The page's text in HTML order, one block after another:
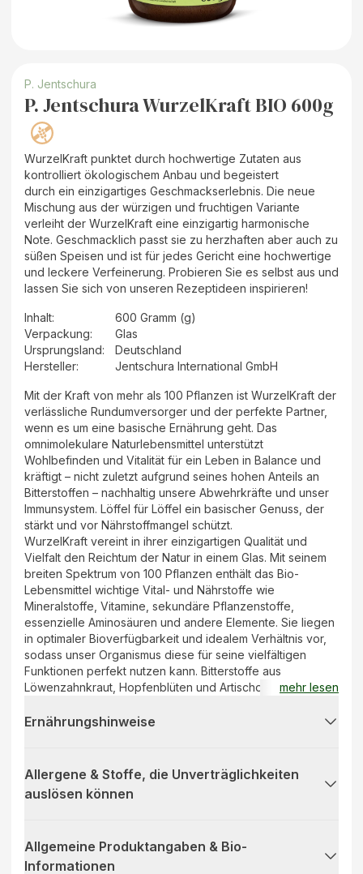
P. Jentschura
P. Jentschura WurzelKraft BIO 600g
WurzelKraft punktet durch hochwertige Zutaten aus
kontrolliert ökologischem Anbau und begeistert
durch ein einzigartiges Geschmackserlebnis. Die neue
Mischung aus der würzigen und fruchtigen Variante
verleiht der WurzelKraft eine einzigartig harmonische
Note. Geschmacklich passt sie zu herzhaften aber auch zu
süßen Speisen und ist für jedes Gericht eine hochwertige
und leckere Verfeinerung. Probieren Sie es selbst aus und
lassen Sie sich von unseren Rezeptideen inspirieren!
Inhalt:
600 Gramm (g)
Verpackung:
Glas
Ursprungsland:
Deutschland
Hersteller: Jentschura International GmbH
Mit der Kraft von mehr als 100 Pflanzen ist WurzelKraft der
verlässliche Rundumversorger und der perfekte Partner,
wenn es um eine basische Ernährung geht. Das
omnimolekulare Naturlebensmittel unterstützt
Wohlbefinden und Vitalität für ein Leben in Balance und
kräftigt – nicht zuletzt aufgrund seines hohen Anteils an
Bitterstoffen – nachhaltig unsere Abwehrkräfte und unser
Immunsystem. Löffel für Löffel ein basischer Genuss, der
stärkt und vor Nährstoffmangel schützt.
WurzelKraft vereint in ihrer einzigartigen Qualität und
Vielfalt den Reichtum der Natur in einem Glas. Mit seinem
breiten Spektrum von 100 Pflanzen enthält das Bio-
Lebensmittel wichtige Vital- und Nährstoffe wie
Mineralstoffe, Vitamine, sekundäre Pflanzenstoffe,
essenzielle Aminosäuren und andere Elemente. Sie liegen
in optimaler Bioverfügbarkeit und idealem Verhältnis vor,
sodass unser Organismus diese für seine vielfältigen
Funktionen perfekt nutzen kann. Bitterstoffe aus
Löwenzahnkraut, Hopfenblüten und Artischockenkraut
Verdauung. Lernen Sie diesen kostbaren Schatz der Natur
mehr lesen
Ernährungshinweise
Allergene & Stoffe, die Unverträglichkeiten
auslösen können
Allgemeine Produktangaben & Bio-
Informationen